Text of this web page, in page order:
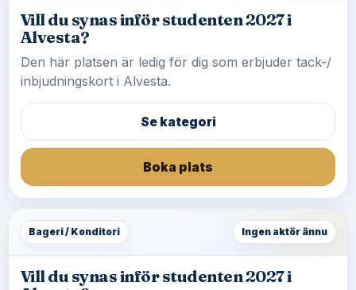
Vill du synas inför studenten 2027 i
Alvesta?
Den här platsen är ledig för dig som erbjuder tack-/
inbjudningskort i Alvesta.
Se kategori
Boka plats
Bageri / Konditori Ingen aktör ännu
Vill du synas inför studenten 2027 i